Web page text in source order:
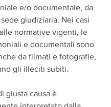
e/o documentale, da
giudiziaria. Nei casi
normative vigenti, le
e documentali sono
da filmati e fotografie,
gli illeciti subiti.
giusta causa è